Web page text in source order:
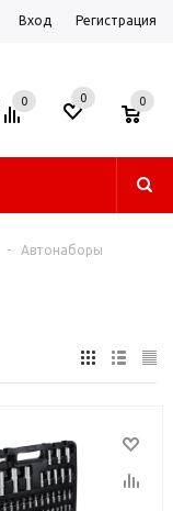
Вход Регистрация
0 0 0
- Автонаборы